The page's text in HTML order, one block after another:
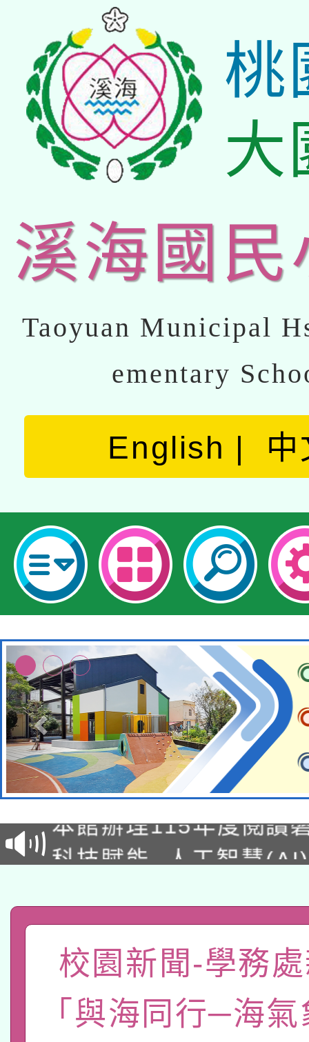
桃
大
溪海國民
Taoyuan Municipal
ementary
English 中
適應運動共學行動站研
本館辦理115年度閱讀
暨閱讀推動專業研習
科技賦能─人工智慧
「數位內容與教學軟體
pilot」
有關大陸委員會函釋公
薪期間赴陸應申請許可
業技術研究院辦理「
115年8月22日(星期六
校園新聞-學務
「與海同行─海